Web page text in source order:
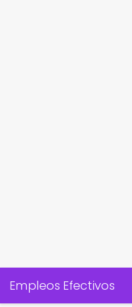
Empleos Efectivos